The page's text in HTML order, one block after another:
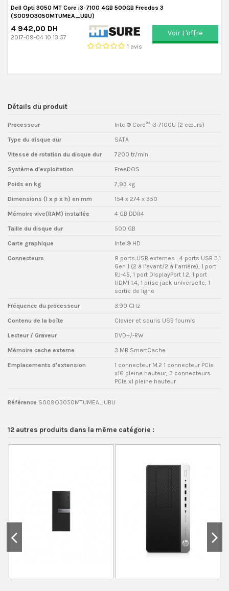
Dell Opti 3050 MT Core i3-7100 4GB 500GB Freedos 3
(S009O3050MTUMEA_UBU)
4 942,00 DH
2017-09-04 10:13:57
1 avis
Voir L'offre
Détails du produit
Processeur Intel® Core™ i3-7100U (2 cœurs)
Type du disque dur SATA
Vitesse de rotation du disque dur 7200 tr/min
Système d'exploitation FreeDOS
Poids en kg 7,93 kg
Dimensions (l x p x h) en mm 154 x 274 x 350
Mémoire vive(RAM) installée 4 GB DDR4
Taille du disque dur 500 GB
Carte graphique Intel® HD
Connecteurs
8 ports USB externes : 4 ports USB 3.1
Gen 1 (2 à l’avant/2 à l’arrière), 1 port
RJ-45, 1 port DisplayPort 1.2, 1 port
HDMI 1.4, 1 prise jack universelle, 1
sortie de ligne
Fréquence du processeur 3.90 GHz
Contenu de la boîte Clavier et souris USB fournis
Lecteur / Graveur DVD+/-RW
Mémoire cache externe 3 MB SmartCache
Emplacements d'extension
1 connecteur M.2 1 connecteur PCIe
x16 pleine hauteur, 3 connecteurs
PCIe x1 pleine hauteur
Référence S009O3050MTUMEA_UBU
12 autres produits dans la même catégorie :